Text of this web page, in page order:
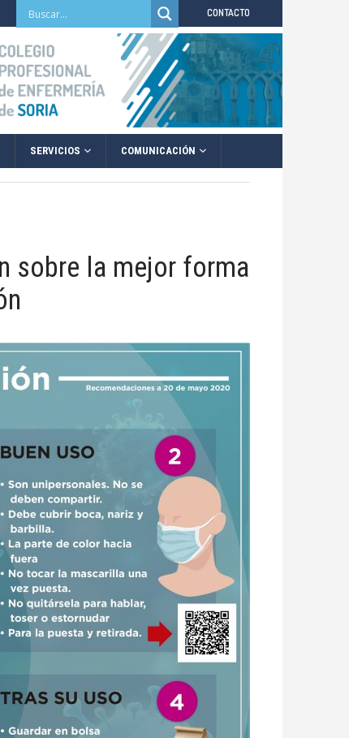
CONTACTO
SERVICIOS COMUNICACIÓN
sobre la mejor forma